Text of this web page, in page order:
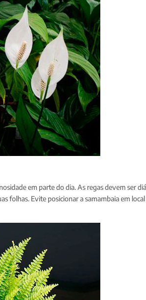
em parte do dia. As regas devem ser
folhas. Evite posicionar a samambaia em